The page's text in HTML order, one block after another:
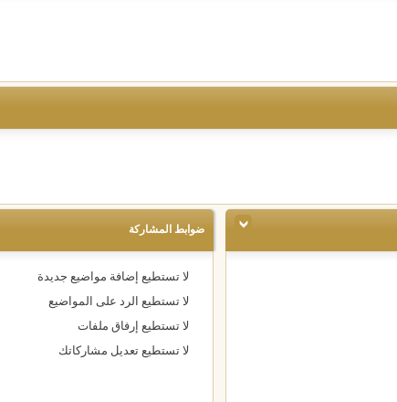
ضوابط المشاركة
لا تستطيع إضافة مواضيع جديدة
لا تستطيع الرد على المواضيع
لا تستطيع إرفاق ملفات
لا تستطيع تعديل مشاركاتك